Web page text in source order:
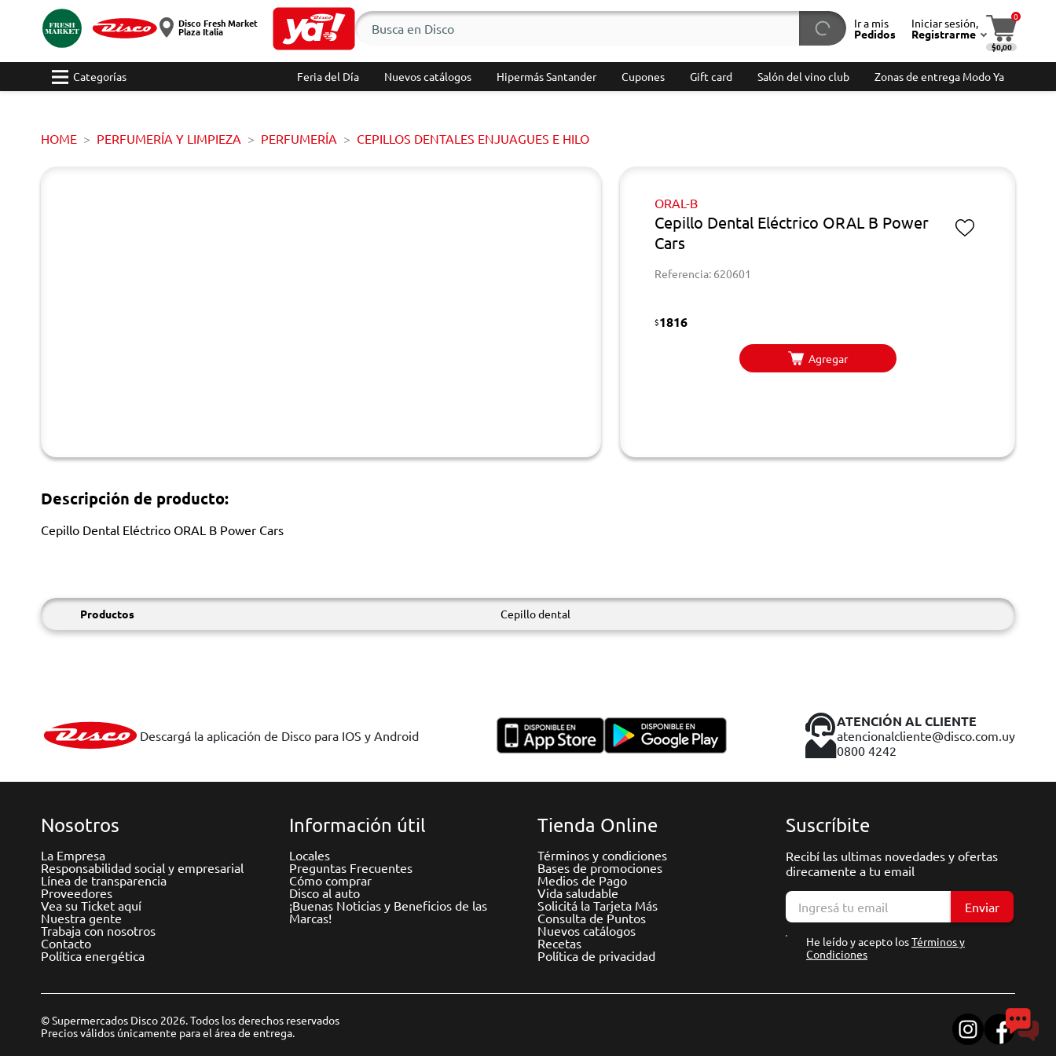
Disco Fresh Market
Plaza Italia
Ir a mis
Pedidos
Iniciar sesión,
Registrarme
0
$0,00
Categorías Feria del Día Nuevos catálogos Hipermás Santander Cupones Gift card Salón del vino club Zonas de entrega Modo Ya
HOME PERFUMERÍA Y LIMPIEZA PERFUMERÍA CEPILLOS DENTALES ENJUAGUES E HILO
ORAL-B
Cepillo Dental Eléctrico ORAL B Power
Cars
Referencia: 620601
$1816
Agregar
Descripción de producto:
Cepillo Dental Eléctrico ORAL B Power Cars
Productos Cepillo dental
Descargá la aplicación de Disco para IOS y Android
ATENCIÓN AL CLIENTE
atencionalcliente@disco.com.uy
0800 4242
Nosotros
La Empresa
Responsabilidad social y empresarial
Línea de transparencia
Proveedores
Vea su Ticket aquí
Nuestra gente
Trabaja con nosotros
Contacto
Política energética
Información útil
Locales
Preguntas Frecuentes
Cómo comprar
Disco al auto
¡Buenas Noticias y Beneficios de las
Marcas!
Tienda Online
Términos y condiciones
Bases de promociones
Medios de Pago
Vida saludable
Solicitá la Tarjeta Más
Consulta de Puntos
Nuevos catálogos
Recetas
Política de privacidad
Suscríbite
Recibí las ultimas novedades y ofertas
direcamente a tu email
Enviar
He leído y acepto losTérminos y
Condiciones
© Supermercados Disco 2026. Todos los derechos reservados
Precios válidos únicamente para el área de entrega.